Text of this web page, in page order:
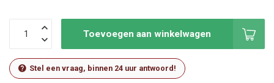
Toevoegen aan winkelwagen
Stel een vraag, binnen 24 uur antwoord!